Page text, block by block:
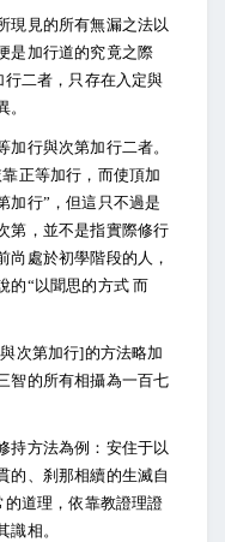
現見的所有無漏之法以
是加行道的究竟之際
二者，只存在入定與
。
行與次第加行二者。
正等加行，而使頂加
加行”，但這只不過是
第，並不是指實際修行
尚處於初學階段的人，
的“以聞思的方式 而
次第加行]的方法略加
智的所有相攝為一百七
方法為例：安住于以
的、刹那相續的生滅自
道理，依靠教證理證
識相。